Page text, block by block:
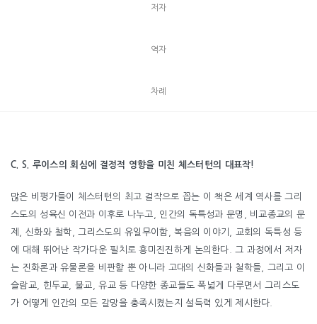
저자
역자
차례
C. S. 루이스의 회심에 결정적 영향을 미친 체스터턴의 대표작!
많은 비평가들이 체스터턴의 최고 걸작으로 꼽는 이 책은 세계 역사를 그리
스도의 성육신 이전과 이후로 나누고, 인간의 독특성과 문명, 비교종교의 문
제, 신화와 철학, 그리스도의 유일무이함, 복음의 이야기, 교회의 독특성 등
에 대해 뛰어난 작가다운 필치로 흥미진진하게 논의한다. 그 과정에서 저자
는 진화론과 유물론을 비판할 뿐 아니라 고대의 신화들과 철학들, 그리고 이
슬람교, 힌두교, 불교, 유교 등 다양한 종교들도 폭넓게 다루면서 그리스도
가 어떻게 인간의 모든 갈망을 충족시켰는지 설득력 있게 제시한다.